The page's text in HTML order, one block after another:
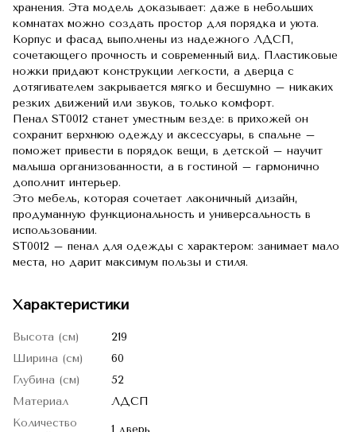
хранения. Эта модель доказывает: даже в небольших
комнатах можно создать простор для порядка и уюта.
Корпус и фасад выполнены из надежного ЛДСП,
сочетающего прочность и современный вид. Пластиковые
ножки придают конструкции легкости, а дверца с
дотягивателем закрывается мягко и бесшумно – никаких
резких движений или звуков, только комфорт.
Пенал SТ0012 станет уместным везде: в прихожей он
сохранит верхнюю одежду и аксессуары, в спальне –
поможет привести в порядок вещи, в детской – научит
малыша организованности, а в гостиной – гармонично
дополнит интерьер.
Это мебель, которая сочетает лаконичный дизайн,
продуманную функциональность и универсальность в
использовании.
SТ0012 – пенал для одежды с характером: занимает мало
места, но дарит максимум пользы и стиля.
Характеристики
Высота (см)
219
Ширина (см)
60
Глубина (см)
52
Материал
ЛДСП
Количество
1 дверь